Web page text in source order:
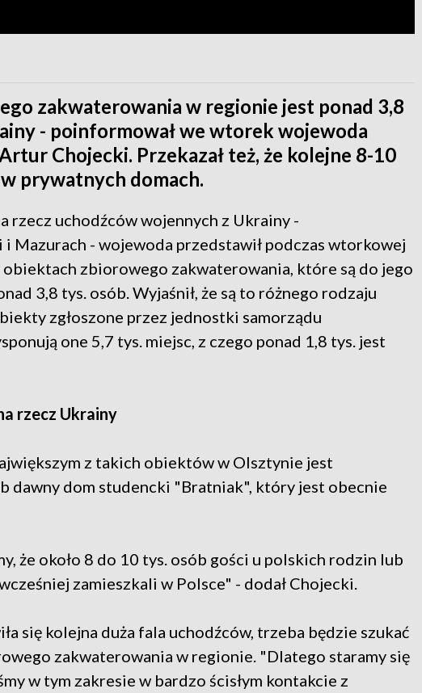
zakwaterowania w regionie jest ponad 3,8
- poinformował we wtorek wojewoda
Chojecki. Przekazał też, że kolejne 8-10
prywatnych domach.
rzecz uchodźców wojennych z Ukrainy -
i Mazurach - wojewoda przedstawił podczas wtorkowej
obiektach zbiorowego zakwaterowania, które są do jego
3,8 tys. osób. Wyjaśnił, że są to różnego rodzaju
zgłoszone przez jednostki samorządu
one 5,7 tys. miejsc, z czego ponad 1,8 tys. jest
rzecz Ukrainy
z takich obiektów w Olsztynie jest
dawny dom studencki "Bratniak", który jest obecnie
że około 8 do 10 tys. osób gości u polskich rodzin lub
zamieszkali w Polsce" - dodał Chojecki.
się kolejna duża fala uchodźców, trzeba będzie szukać
zakwaterowania w regionie. "Dlatego staramy się
w tym zakresie w bardzo ścisłym kontakcie z